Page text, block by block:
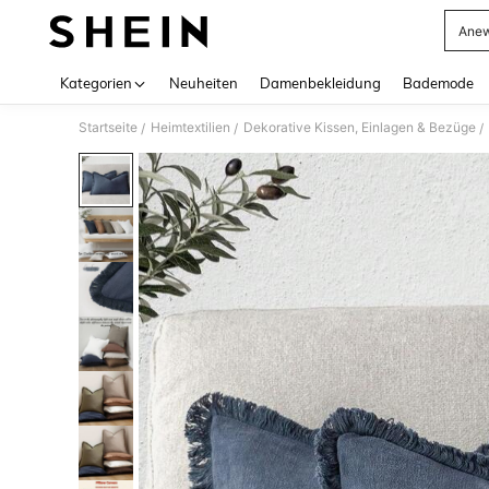
Kategorien Neuheiten Damenbekleidung Bademode
Startseite / Heimtextilien / Dekorative Kissen, Einlagen & Bezüge /